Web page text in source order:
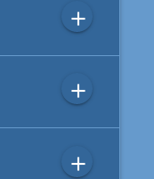
add
add
add